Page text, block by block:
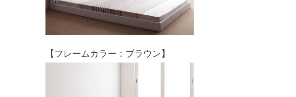
【フレームカラー：ブラウン】